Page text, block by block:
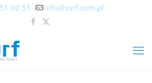
00 51 info@surf.com.pl